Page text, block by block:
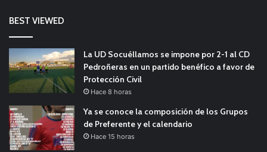
BEST VIEWED
La UD Socuéllamos se impone por 2-1 al CD
Pedroñeras en un partido benéfico a favor de
Protección Civil
Hace 8 horas
Ya se conoce la composición de los Grupos
de Preferente y el calendario
Hace 15 horas